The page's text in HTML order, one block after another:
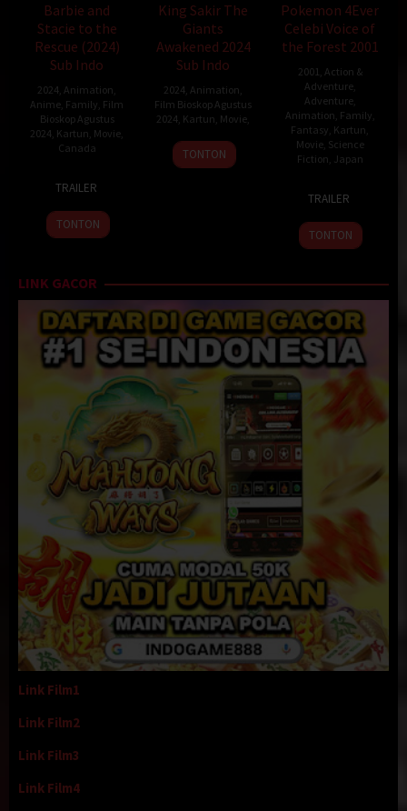
Barbie and
Stacie to the
Rescue (2024)
Sub Indo
2024 ,Animation
Anime Family Film
Bioskop Agustus
2024 Kartun Movie
Canada
2024
TRAILER
TONTON
King Sakir The
Giants
Awakened 2024
Sub Indo
2024 ,Animation
Film Bioskop Agustus
2024 Kartun Movie
TONTON
Pokemon 4Ever
Celebi Voice of
the Forest 2001
2001 Action &
Adventure,
Adventure,
Animation Family
Fantasy Kartun
Movie, Science
Fiction Japan
2001
TRAILER
TONTON
LINK GACOR
Link Film1
Link Film2
Link Film3
Link Film4